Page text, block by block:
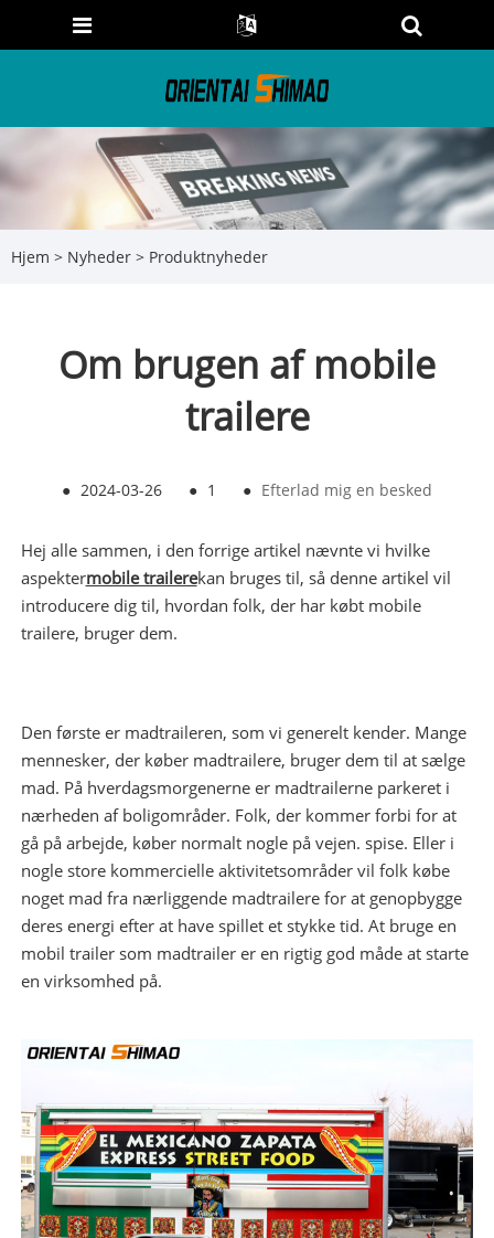
Hjem > Nyheder > Produktnyheder
Om brugen af ​​mobile
trailere
● 2024-03-26 ● 1 ● Efterlad mig en besked
Hej alle sammen, i den forrige artikel nævnte vi hvilke
aspektermobile trailerekan bruges til, så denne artikel vil
introducere dig til, hvordan folk, der har købt mobile
trailere, bruger dem.
Den første er madtraileren, som vi generelt kender. Mange
mennesker, der køber madtrailere, bruger dem til at sælge
mad. På hverdagsmorgenerne er madtrailerne parkeret i
nærheden af ​​boligområder. Folk, der kommer forbi for at
gå på arbejde, køber normalt nogle på vejen. spise. Eller i
nogle store kommercielle aktivitetsområder vil folk købe
noget mad fra nærliggende madtrailere for at genopbygge
deres energi efter at have spillet et stykke tid. At bruge en
mobil trailer som madtrailer er en rigtig god måde at starte
en virksomhed på.